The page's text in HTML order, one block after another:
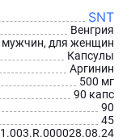
SNT
Венгрия
мужчин, для женщин
Капсулы
Аргинин
500 мг
90 капс
90
45